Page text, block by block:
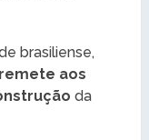
brasiliense,
remete aos
da